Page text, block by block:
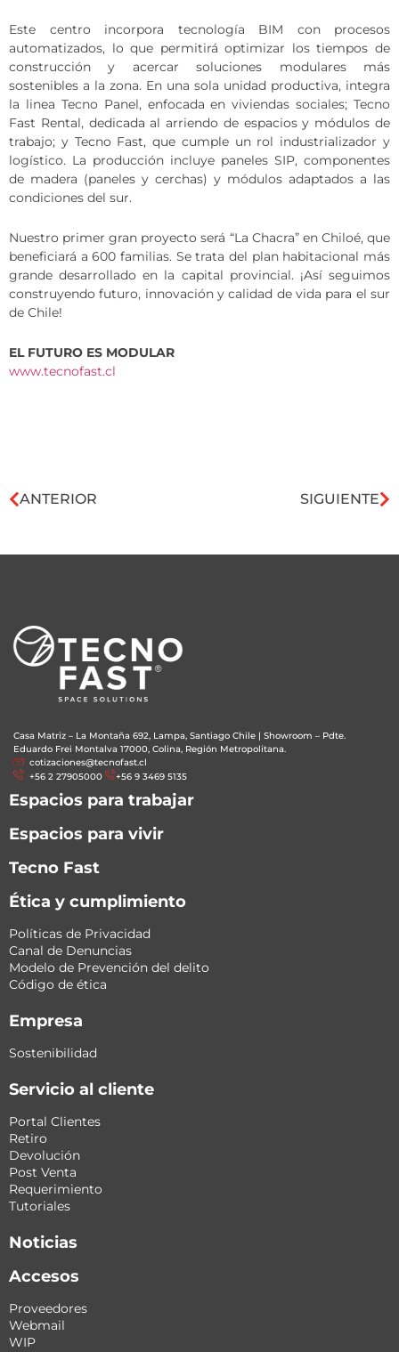
Este centro incorpora tecnología BIM con procesos
automatizados, lo que permitirá optimizar los tiempos de
construcción y acercar soluciones modulares más
sostenibles a la zona. En una sola unidad productiva, integra
la linea Tecno Panel, enfocada en viviendas sociales; Tecno
Fast Rental, dedicada al arriendo de espacios y módulos de
trabajo; y Tecno Fast, que cumple un rol industrializador y
logístico. La producción incluye paneles SIP, componentes
de madera (paneles y cerchas) y módulos adaptados a las
condiciones del sur.
Nuestro primer gran proyecto será “La Chacra” en Chiloé, que
beneficiará a 600 familias. Se trata del plan habitacional más
grande desarrollado en la capital provincial. ¡Así seguimos
construyendo futuro, innovación y calidad de vida para el sur
de Chile!
EL FUTURO ES MODULAR
www.tecnofast.cl
ANTERIOR SIGUIENTE
Casa Matriz – La Montaña 692, Lampa, Santiago Chile | Showroom – Pdte.
Eduardo Frei Montalva 17000, Colina, Región Metropolitana.
cotizaciones@tecnofast.cl
+56 2 27905000
+56 9 3469 5135
Espacios para trabajar
Espacios para vivir
Tecno Fast
Ética y cumplimiento
Políticas de Privacidad
Canal de Denuncias
Modelo de Prevención del delito
Código de ética
Empresa
Sostenibilidad
Servicio al cliente
Portal Clientes
Retiro
Devolución
Post Venta
Requerimiento
Tutoriales
Noticias
Accesos
Proveedores
Webmail
WIP